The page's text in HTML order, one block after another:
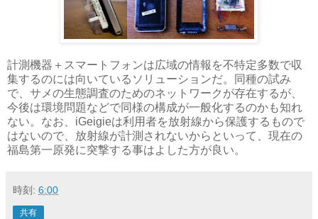
計測機器＋スマートフォンは広域の情報を不特定多数で収
集するのには向いているソリューションだ。同種の試み
で、サメの生態調査のためのネットワークが存在するが、
今後は環境問題などで同様の構成が一般化するのかも知れ
ない。なお、iGeigieは利用者を放射線から保護するもので
はないので、放射線が計測されないからといって、現在の
福島第一原発に突撃する事はよした方が良い。
時刻: 6:00
共有